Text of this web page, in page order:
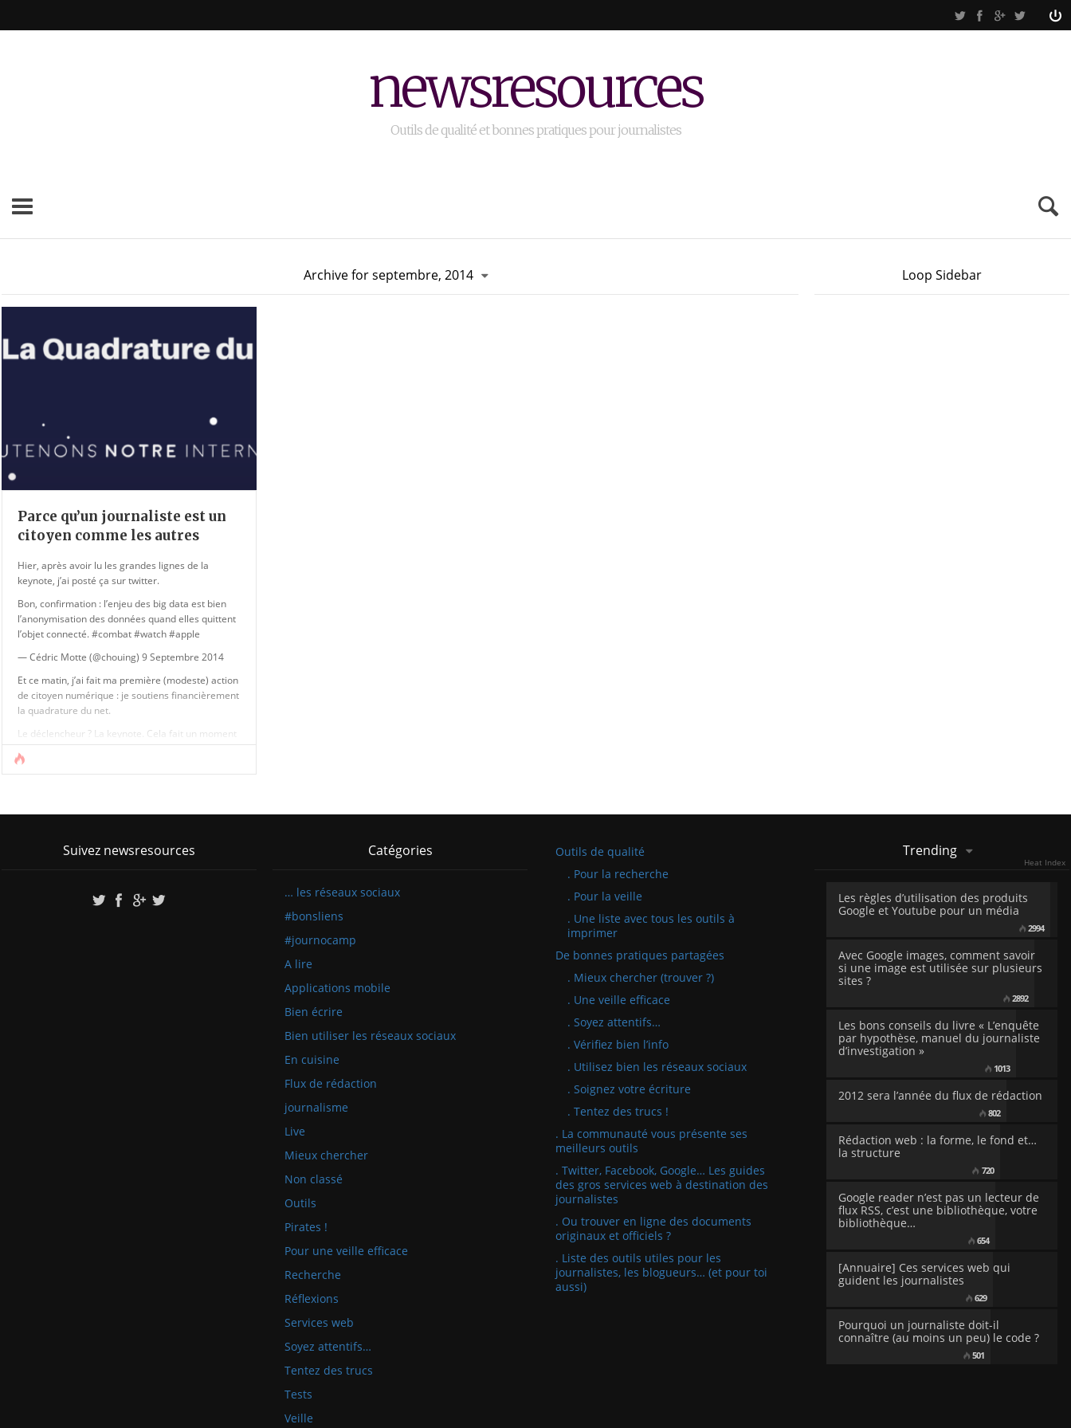
newsresources
Outils de qualité et bonnes pratiques pour journalistes
Archive for septembre, 2014
Parce qu’un journaliste est un
citoyen comme les autres
Hier, après avoir lu les grandes lignes de la
keynote, j’ai posté ça sur twitter.
Bon, confirmation : l’enjeu des big data est bien
l’anonymisation des données quand elles quittent
l’objet connecté. #combat #watch #apple
— Cédric Motte (@chouing) 9 Septembre 2014
Et ce matin, j’ai fait ma première (modeste) action
de citoyen numérique : je soutiens financièrement
la quadrature du net.
Le déclencheur ? La keynote. Cela fait un moment
que c’est le cas, mais la montre d’Apple (comme
celles des autres constructeurs), c’est
définitivement trop. Les mobiles, les smartphones,
Loop Sidebar
Suivez newsresources Catégories
… les réseaux sociaux
#bonsliens
#journocamp
A lire
Applications mobile
Bien écrire
Bien utiliser les réseaux sociaux
En cuisine
Flux de rédaction
journalisme
Live
Mieux chercher
Non classé
Outils
Pirates !
Pour une veille efficace
Recherche
Réflexions
Services web
Soyez attentifs…
Tentez des trucs
Tests
Veille
Outils de qualité
. Pour la recherche
. Pour la veille
. Une liste avec tous les outils à
imprimer
De bonnes pratiques partagées
. Mieux chercher (trouver ?)
. Une veille efficace
. Soyez attentifs…
. Vérifiez bien l’info
. Utilisez bien les réseaux sociaux
. Soignez votre écriture
. Tentez des trucs !
. La communauté vous présente ses
meilleurs outils
. Twitter, Facebook, Google… Les guides
des gros services web à destination des
journalistes
. Ou trouver en ligne des documents
originaux et officiels ?
. Liste des outils utiles pour les
journalistes, les blogueurs… (et pour toi
aussi)
Trending
Heat Index
Les règles d’utilisation des produits
Google et Youtube pour un média
2994
Avec Google images, comment savoir
si une image est utilisée sur plusieurs
sites ?
2892
Les bons conseils du livre « L’enquête
par hypothèse, manuel du journaliste
d’investigation »
1013
2012 sera l’année du flux de rédaction
802
Rédaction web : la forme, le fond et…
la structure
720
Google reader n’est pas un lecteur de
flux RSS, c’est une bibliothèque, votre
bibliothèque…
654
[Annuaire] Ces services web qui
guident les journalistes
629
Pourquoi un journaliste doit-il
connaître (au moins un peu) le code ?
501